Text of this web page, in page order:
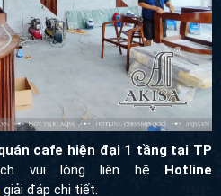
cafe hiện đại 1 tầng tại TP
vui lòng liên hệ Hotline
giải đáp chi tiết.